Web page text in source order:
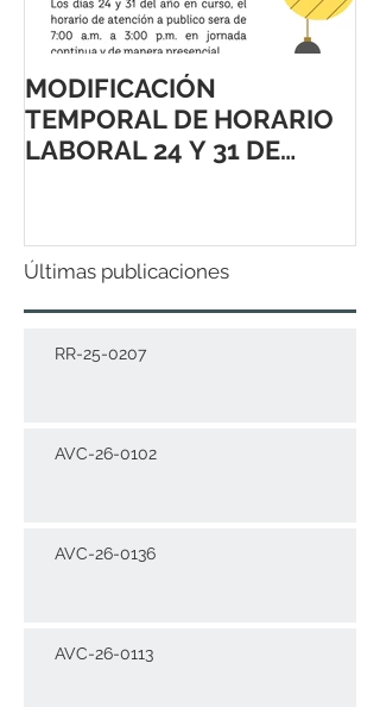
MODIFICACIÓN
TEMPORAL DE HORARIO
LABORAL 24 Y 31 DE
Últimas publicaciones
RR-25-0207
AVC-26-0102
AVC-26-0136
AVC-26-0113